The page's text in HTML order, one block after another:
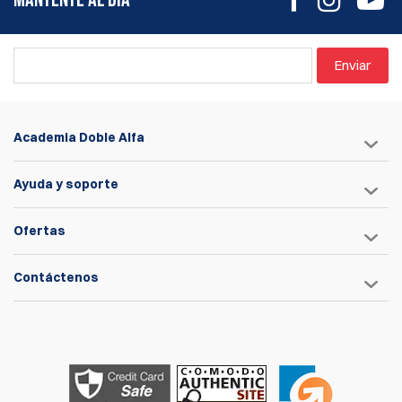
altura del láser, ahora tienes más control sobre el
por el usuario se opera mediante un tornillo de mariposa
Láser de precisión con ajustes fáciles para diferentes
granos de balas y calibres ** Es importante tener en
cuenta que la precisión de un láser es inigualable en este
uso, ¡puede incluso determinar la diferencia entre una bala
Puede detener la máquina si no hay bala presente, bala
boca abajo, bala de lado, no hay latón presente y te alerta
a través de la tableta
nuestro Autodrive, este sensor no funcionará)
Actualmente no compatible con alimentadores de balas
Enviar
Academia Doble Alfa
Ayuda y soporte
Ofertas
Contáctenos